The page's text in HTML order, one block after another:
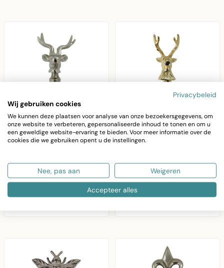
MARS & MORE
Wijnstopper hert glad
Mars & More
wijnstopper hert glad
in zilver aluminium.
€19,36
MARS & MORE
wijnstopper hert
Elegante wijnstopper
hert in champagne
goud van Mars & More.
€16,98
Privacybeleid
Wij gebruiken cookies
We kunnen deze plaatsen voor analyse van onze bezoekersgegevens, om
onze website te verbeteren, gepersonaliseerde inhoud te tonen en om u
een geweldige website-ervaring te bieden. Voor meer informatie over de
cookies die we gebruiken opent u de instellingen.
Nee, pas aan Weigeren
Accepteer alles